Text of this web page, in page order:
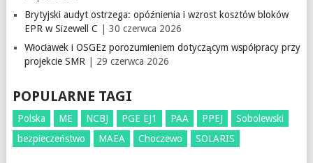
Brytyjski audyt ostrzega: opóźnienia i wzrost kosztów bloków
EPR w Sizewell C | 30 czerwca 2026
Włocławek i OSGEz porozumieniem dotyczącym współpracy przy
projekcie SMR | 29 czerwca 2026
POPULARNE TAGI
Polska ME NCBJ PGE EJ1 PAA PPEJ
Sobolewski
bezpieczeństwo
MAEA Choczewo SOLARIS